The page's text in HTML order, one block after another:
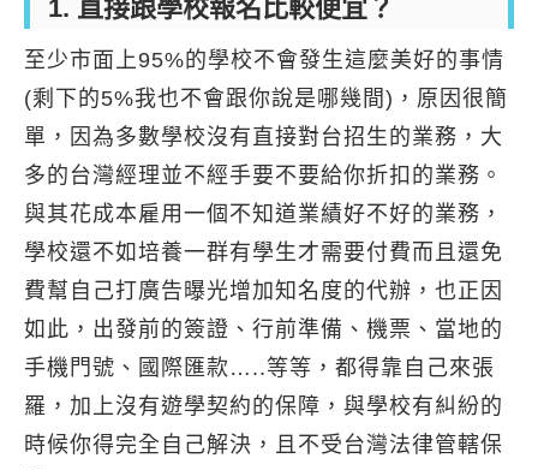
1. 直接跟學校報名比較便宜？
至少市面上95%的學校不會發生這麼美好的事情
(剩下的5%我也不會跟你說是哪幾間)，原因很簡
單，因為多數學校沒有直接對台招生的業務，大
多的台灣經理並不經手要不要給你折扣的業務。
與其花成本雇用一個不知道業績好不好的業務，
學校還不如培養一群有學生才需要付費而且還免
費幫自己打廣告曝光增加知名度的代辦，也正因
如此，出發前的簽證、行前準備、機票、當地的
手機門號、國際匯款…..等等，都得靠自己來張
羅，加上沒有遊學契約的保障，與學校有糾紛的
時候你得完全自己解決，且不受台灣法律管轄保